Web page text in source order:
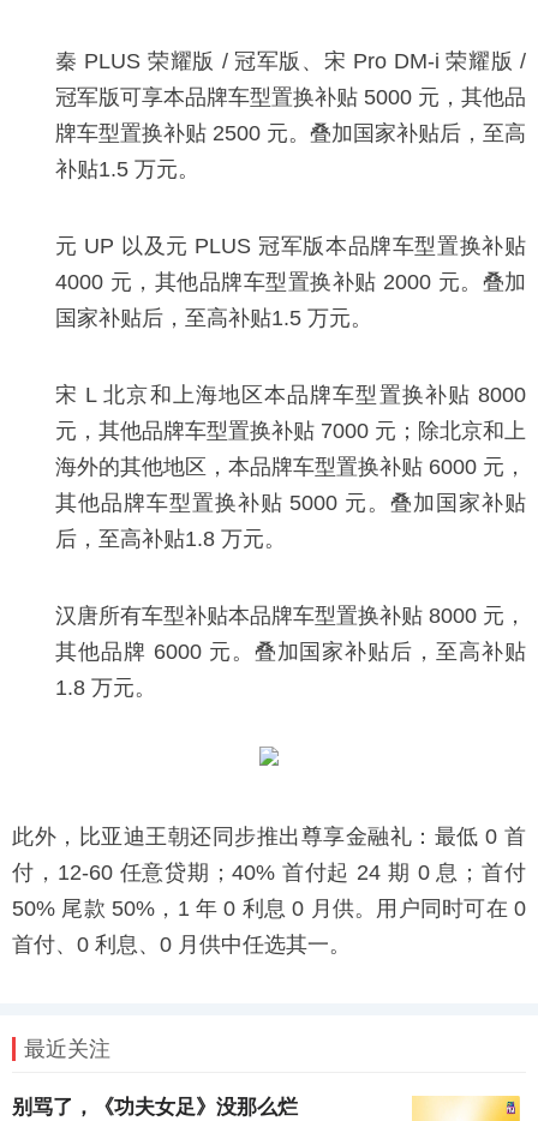
秦 PLUS 荣耀版 / 冠军版、宋 Pro DM-i 荣耀版 /
冠军版可享本品牌车型置换补贴 5000 元，其他品
牌车型置换补贴 2500 元。叠加国家补贴后，至高
补贴1.5 万元。
元 UP 以及元 PLUS 冠军版本品牌车型置换补贴
4000 元，其他品牌车型置换补贴 2000 元。叠加
国家补贴后，至高补贴1.5 万元。
宋 L 北京和上海地区本品牌车型置换补贴 8000
元，其他品牌车型置换补贴 7000 元；除北京和上
海外的其他地区，本品牌车型置换补贴 6000 元，
其他品牌车型置换补贴 5000 元。叠加国家补贴
后，至高补贴1.8 万元。
汉唐所有车型补贴本品牌车型置换补贴 8000 元，
其他品牌 6000 元。叠加国家补贴后，至高补贴
1.8 万元。
此外，比亚迪王朝还同步推出尊享金融礼：最低 0 首
付，12-60 任意贷期；40% 首付起 24 期 0 息；首付
50% 尾款 50%，1 年 0 利息 0 月供。用户同时可在 0
首付、0 利息、0 月供中任选其一。
最近关注
别骂了，《功夫女足》没那么烂